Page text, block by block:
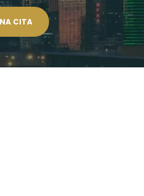
CITA